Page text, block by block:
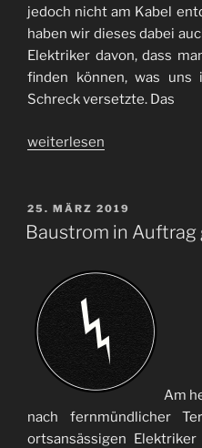
jedoch nicht am Kabel
haben wir dieses dabei
Elektriker davon, dass
finden können, was uns
Schreck versetzte. Das
„Der
der
Baustrom“
weiterlesen
VERÖFFENTLICHT
AM
25. MÄRZ 2019
Baustrom in Auftrag
Am
nach fernmündlicher
ortsansässigen